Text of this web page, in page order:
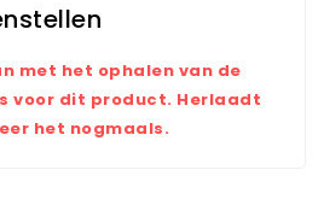
met het ophalen van de
voor dit product. Herlaadt
het nogmaals.